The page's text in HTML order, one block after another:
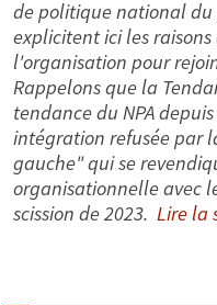
de politique national du
explicitent ici les
l'organisation pour
Rappelons que la
tendance du NPA
intégration refusée par
gauche" qui se
organisationnelle avec
scission de 2023. Lire la